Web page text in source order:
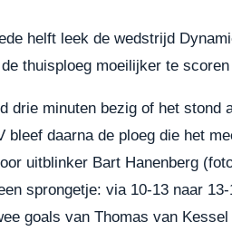
helft leek de wedstrijd
thuisploeg moeilijker te
drie minuten bezig of het
bleef daarna de ploeg die het
uitblinker Bart Hanenberg
sprongetje: via 10-13 naar
goals van Thomas van